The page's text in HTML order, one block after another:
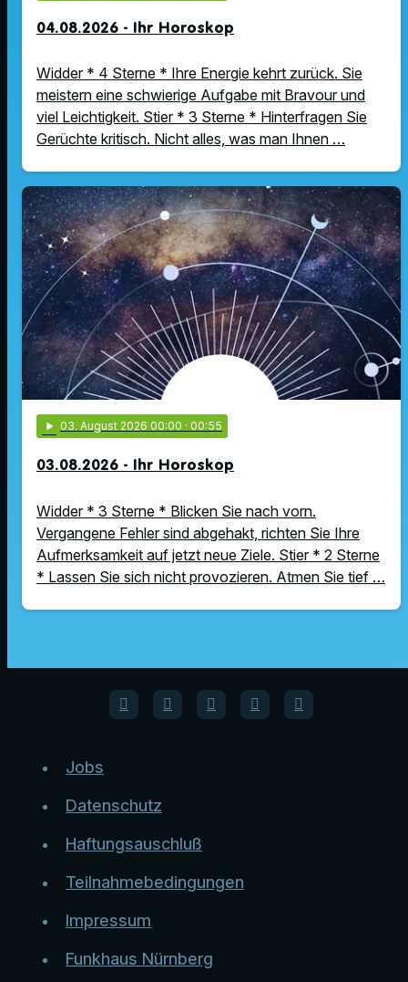
04.08.2026 - Ihr Horoskop
Widder * 4 Sterne * Ihre Energie kehrt zurück. Sie
meistern eine schwierige Aufgabe mit Bravour und
viel Leichtigkeit. Stier * 3 Sterne * Hinterfragen Sie
Gerüchte kritisch. Nicht alles, was man Ihnen …
play_arrow 03. August 2026 00:00 · 00:55
03.08.2026 - Ihr Horoskop
Widder * 3 Sterne * Blicken Sie nach vorn.
Vergangene Fehler sind abgehakt, richten Sie Ihre
Aufmerksamkeit auf jetzt neue Ziele. Stier * 2 Sterne
* Lassen Sie sich nicht provozieren. Atmen Sie tief …
Jobs
Datenschutz
Haftungsauschluß
Teilnahmebedingungen
Impressum
Funkhaus Nürnberg